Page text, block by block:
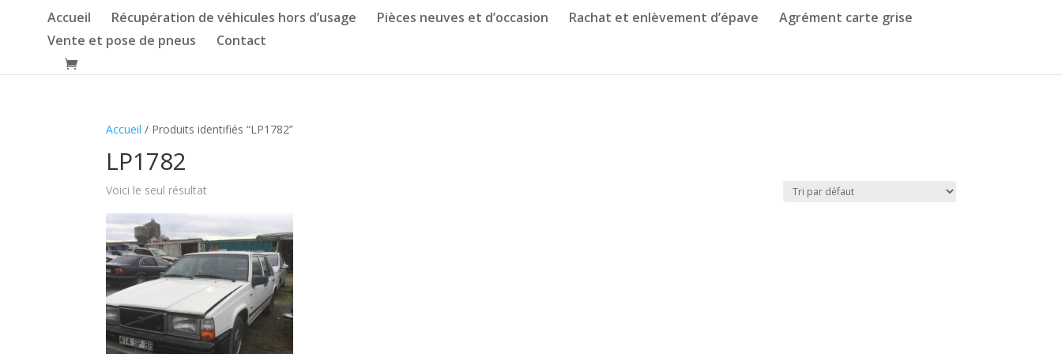
Accueil Récupération de véhicules hors d’usage Pièces neuves et d’occasion Rachat et enlèvement d’épave
Agrément carte grise
Vente et pose de pneus
Contact
Accueil / Produits identifiés “LP1782”
LP1782
Voici le seul résultat